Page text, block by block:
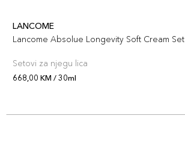
LANCOME
Lancome Absolue Longevity Soft Cream Set
Setovi za njegu lica
668,00 KM / 30ml